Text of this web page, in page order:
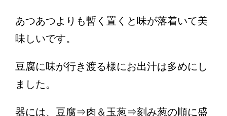
あつあつよりも暫く置くと味が落着いて美
味しいです。
豆腐に味が行き渡る様にお出汁は多めにし
ました。
器には、豆腐⇒肉＆玉葱⇒刻み葱の順に盛